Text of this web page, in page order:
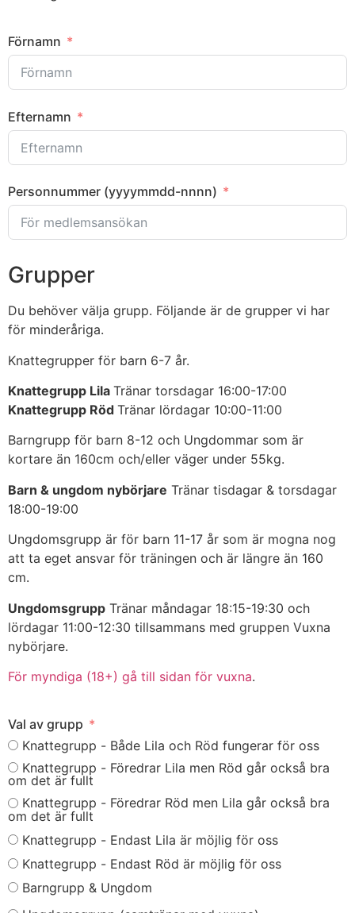
Förnamn
Efternamn
Personnummer (yyyymmdd-nnnn)
Grupper
Du behöver välja grupp. Följande är de grupper vi har
för minderåriga.
Knattegrupper för barn 6-7 år.
Knattegrupp Lila Tränar torsdagar 16:00-17:00
Knattegrupp Röd Tränar lördagar 10:00-11:00
Barngrupp för barn 8-12 och Ungdommar som är
kortare än 160cm och/eller väger under 55kg.
Barn & ungdom nybörjare Tränar tisdagar & torsdagar
18:00-19:00
Ungdomsgrupp är för barn 11-17 år som är mogna nog
att ta eget ansvar för träningen och är längre än 160
cm.
Ungdomsgrupp Tränar måndagar 18:15-19:30 och
lördagar 11:00-12:30 tillsammans med gruppen Vuxna
nybörjare.
För myndiga (18+) gå till sidan för vuxna.
Val av grupp
Knattegrupp - Både Lila och Röd fungerar för oss
Knattegrupp - Föredrar Lila men Röd går också bra
om det är fullt
Knattegrupp - Föredrar Röd men Lila går också bra
om det är fullt
Knattegrupp - Endast Lila är möjlig för oss
Knattegrupp - Endast Röd är möjlig för oss
Barngrupp & Ungdom